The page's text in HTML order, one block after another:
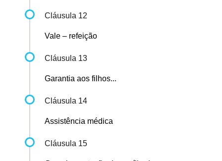
Cláusula 12
Vale – refeição
Cláusula 13
Garantia aos filhos...
Cláusula 14
Assistência médica
Cláusula 15